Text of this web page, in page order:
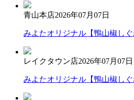
青山本店2026年07月07日
みよたオリジナル【鴨山椒しぐ
レイクタウン店2026年07月07日
みよたオリジナル【鴨山椒しぐ